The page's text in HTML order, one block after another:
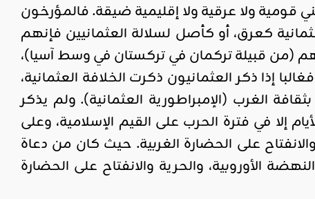
قومية ولا عرقية ولا إقليمية ضيقة. فالمؤرخون
كعرق، أو كأصل لسلالة العثمانيين فإنهم
(من قبيلة تركمان في تركستان في وسط آسيا)،
ذكر العثمانيون ذكرت الخلافة العثمانية،
الغرب (الإمبراطورية العثمانية). ولم يذكر
إلا في فترة الحرب على القيم الإسلامية، وعلى
على الحضارة الغربية. حيث كان من دعاة
الأوروبية، والحرية والانفتاح على الحضارة